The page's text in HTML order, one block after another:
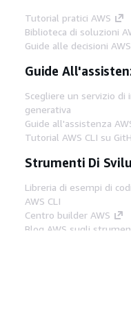
Tutorial pratici AWS
Biblioteca di soluzioni
Guide alle decisioni AWS
Guide
Scegliere un servizio
generativa
Guide all'assistenza
Tutorial AWS CLI su
Strumenti Di
Libreria di esempi di
AWS CLI
Centro builder AWS
Blog AWS sugli